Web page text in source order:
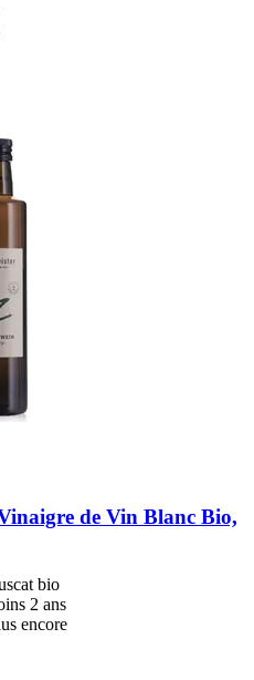
de Vin Blanc Bio,
bio
2 ans
encore